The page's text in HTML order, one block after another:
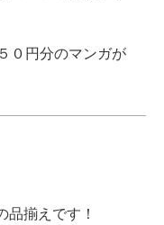
０円分のマンガが
品揃えです！